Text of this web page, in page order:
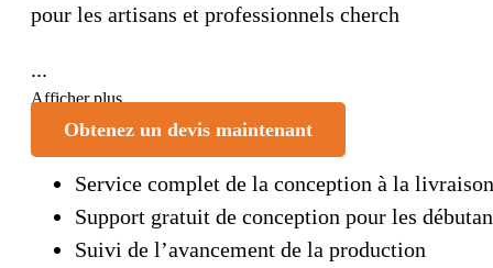
pour les artisans et professionnels cherch
...
Afficher plus
Obtenez un devis maintenant
Service complet de la conception à la livraison
Support gratuit de conception pour les
Suivi de l’avancement de la production